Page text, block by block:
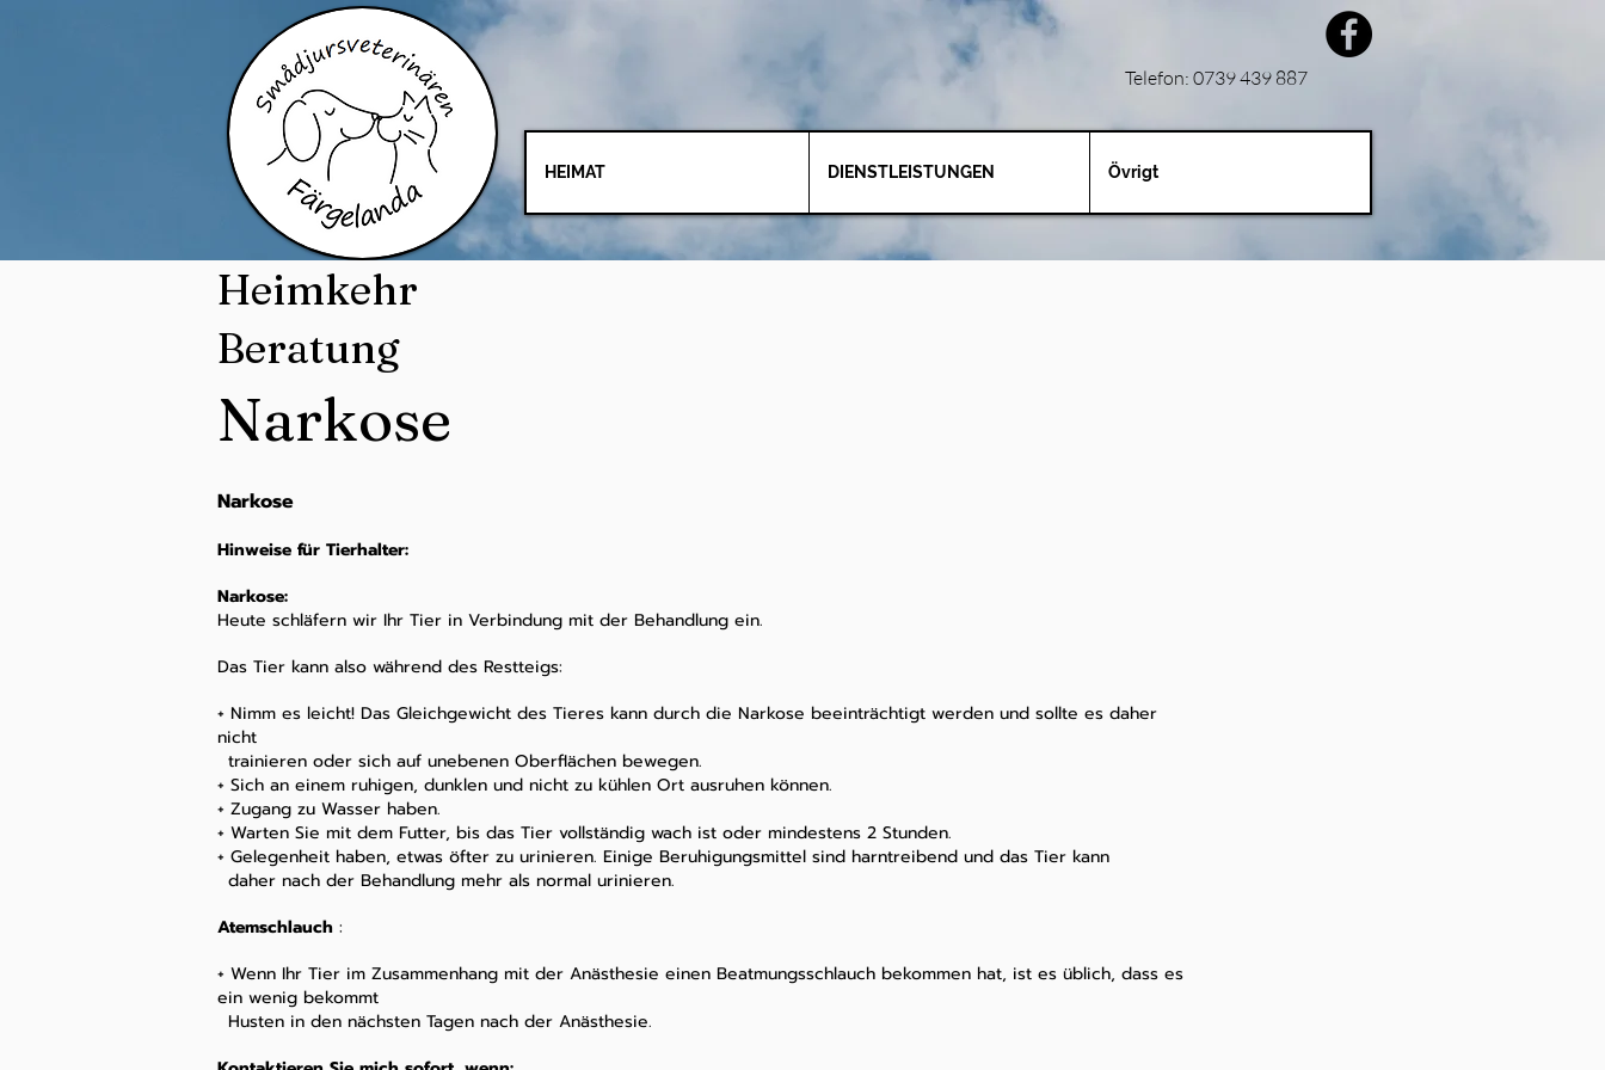
Telefon: 0739 439 887
HEIMAT DIENSTLEISTUNGEN Övrigt
Heimkehr
Beratung
Narkose
Narkose
Hinweise für Tierhalter:
Narkose:
Heute schläfern wir Ihr Tier in Verbindung mit der Behandlung ein.
Das Tier kann also während des Restteigs:
+ Nimm es leicht! Das Gleichgewicht des Tieres kann durch die Narkose beeinträchtigt werden und sollte es daher
nicht
trainieren oder sich auf unebenen Oberflächen bewegen.
+ Sich an einem ruhigen, dunklen und nicht zu kühlen Ort ausruhen können.
+ Zugang zu Wasser haben.
+ Warten Sie mit dem Futter, bis das Tier vollständig wach ist oder mindestens 2 Stunden.
+ Gelegenheit haben, etwas öfter zu urinieren. Einige Beruhigungsmittel sind harntreibend und das Tier kann
daher nach der Behandlung mehr als normal urinieren.
Atemschlauch :
+ Wenn Ihr Tier im Zusammenhang mit der Anästhesie einen Beatmungsschlauch bekommen hat, ist es üblich, dass es
ein wenig bekommt
Husten in den nächsten Tagen nach der Anästhesie.